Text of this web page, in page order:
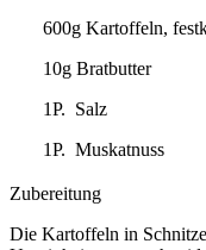
600g Kartoffeln,
10g Bratbutter
1P. Salz
1P. Muskatnuss
Zubereitung
Die Kartoffeln in